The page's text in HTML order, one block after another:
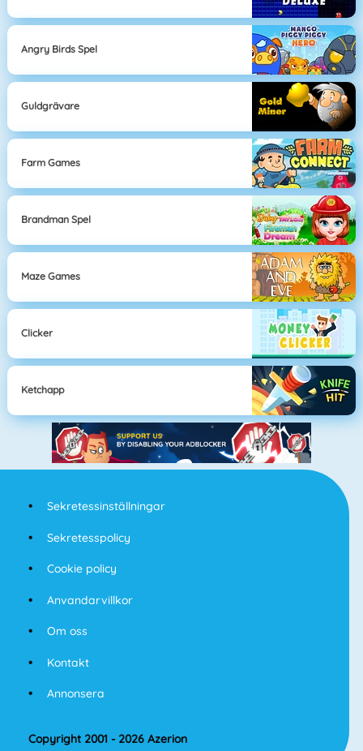
Angry Birds Spel
Guldgrävare
Farm Games
Brandman Spel
Maze Games
Clicker
Ketchapp
Sekretessinställningar
Sekretesspolicy
Cookie policy
Anvandarvillkor
Om oss
Kontakt
Annonsera
Copyright 2001 - 2026 Azerion